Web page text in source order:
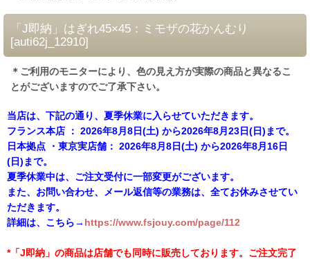
「J即納」はぎれ45×45：ミモザの花かんむり
[auti62j_12910]
＊ご利用のモニターにより、色の見え方が実際の商品と異なるこ
とがございますのでご了承下さい。
当店は、下記の通り、夏季休業に入らせていただきます。
フランス本店 ： 2026年8月8日(土) から2026年8月23日(日)まで。
日本拠点 ・東京実店舗： 2026年8月8日(土) から2026年8月16日
(日)まで。
夏季休業中は、ご注文受付に一部変更がございます。
また、お問い合わせ、メール返信等の業務は、全てお休みさせてい
ただきます。
詳細は、こちら→ https://www.fsjouy.com/page/112
*「J即納」の商品は店舗でも同時に販売しております。ご注文完了